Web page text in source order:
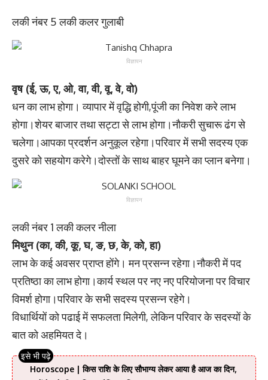
लकी नंबर 5 लकी कलर गुलाबी
विज्ञापन
वृष (ई, ऊ, ए, ओ, वा, वी, वू, वे, वो)
धन का लाभ होगा। व्यापार में वृद्धि होगी,पूंजी का निवेश करे लाभ
होगा।शेयर बाजार तथा सट्टा से लाभ होगा।नौकरी सुचारू ढंग से
चलेगा।आपका प्रदर्शन अनुकूल रहेगा।परिवार में सभी सदस्य एक
दुसरे को सहयोग करेगे।दोस्तों के साथ बाहर घूमने का प्लान बनेगा।
विज्ञापन
लकी नंबर 1 लकी कलर नीला
मिथुन (का, की, कू, घ, ङ, छ, के, को, हा)
लाभ के कई अवसर प्राप्त होंगे। मन प्रसन्न रहेगा।नौकरी में पद
प्रतिष्ठा का लाभ होगा।कार्य स्थल पर नए नए परियोजना पर विचार
विमर्श होगा।परिवार के सभी सदस्य प्रसन्न रहेगे।
विधार्थियों को पढाई में सफलता मिलेगी, लेकिन परिवार के सदस्यों के
बात को अहमियत दे।
Horoscope | किस राशि के लिए सौभाग्य लेकर आया है आज का दिन,